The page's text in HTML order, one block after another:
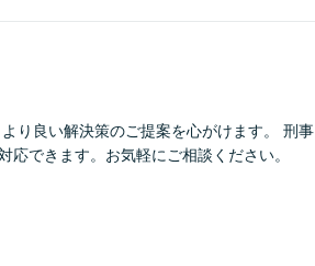
り良い解決策のご提案を心がけます。 刑事
できます。お気軽にご相談ください。